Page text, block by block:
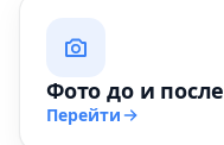
Фото до и после
Перейти